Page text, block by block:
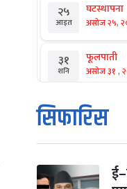
२५
आइत
घटस्थापना
असोज २५,
३१
शनि
फूलपाती
असोज ३१ ,
१
आइत
कार्तिक
कार्तिक १,
मंगल कार्तिक ३,
सिफारिस